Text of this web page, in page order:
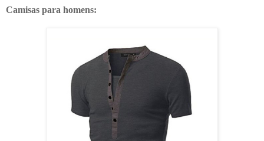
Camisas para homens: